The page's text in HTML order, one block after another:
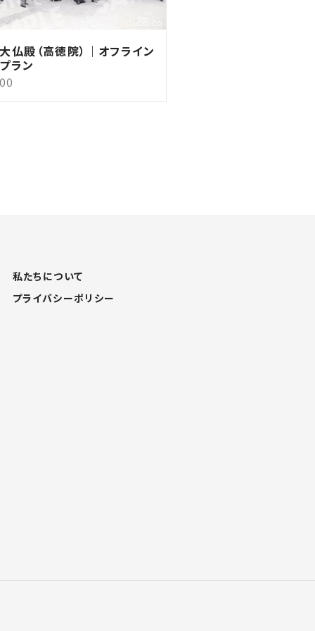
仏殿（高徳院）｜オフライン
ラン
私たちについて
プライバシーポリシー